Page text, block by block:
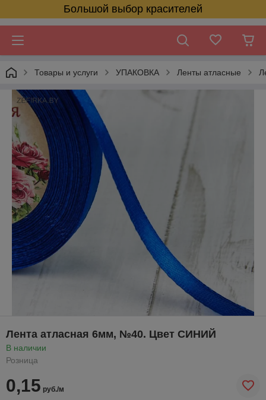
Большой выбор красителей
Товары и услуги УПАКОВКА Ленты атласные
Лента атласная 6мм, №40. Цвет СИНИЙ
В наличии
Розница
0,15 руб./м